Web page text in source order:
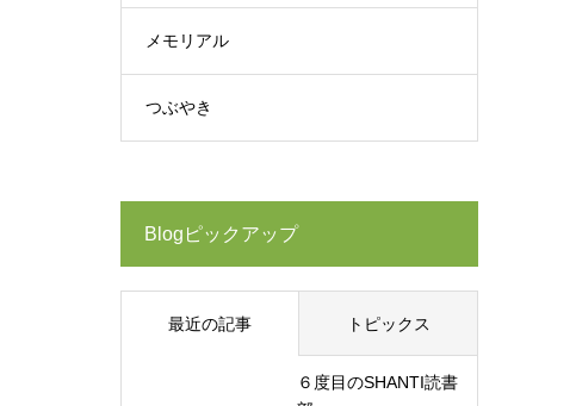
メモリアル
つぶやき
Blogピックアップ
最近の記事 トピックス
６度目のSHANTI読書